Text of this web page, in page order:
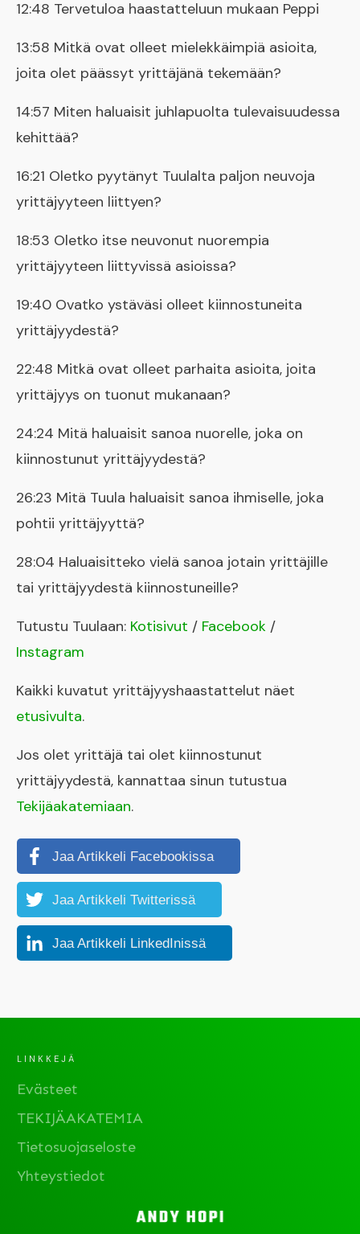
12:48 Tervetuloa haastatteluun mukaan Peppi
13:58 Mitkä ovat olleet mielekkäimpiä asioita,
joita olet päässyt yrittäjänä tekemään?
14:57 Miten haluaisit juhlapuolta tulevaisuudessa
kehittää?
16:21 Oletko pyytänyt Tuulalta paljon neuvoja
yrittäjyyteen liittyen?
18:53 Oletko itse neuvonut nuorempia
yrittäjyyteen liittyvissä asioissa?
19:40 Ovatko ystäväsi olleet kiinnostuneita
yrittäjyydestä?
22:48 Mitkä ovat olleet parhaita asioita, joita
yrittäjyys on tuonut mukanaan?
24:24 Mitä haluaisit sanoa nuorelle, joka on
kiinnostunut yrittäjyydestä?
26:23 Mitä Tuula haluaisit sanoa ihmiselle, joka
pohtii yrittäjyyttä?
28:04 Haluaisitteko vielä sanoa jotain yrittäjille
tai yrittäjyydestä kiinnostuneille?
Tutustu Tuulaan: Kotisivut / Facebook /
Instagram
Kaikki kuvatut yrittäjyyshaastattelut näet
etusivulta.
Jos olet yrittäjä tai olet kiinnostunut
yrittäjyydestä, kannattaa sinun tutustua
Tekijäakatemiaan.
Jaa Artikkeli Facebookissa
Jaa Artikkeli Twitterissä
Jaa Artikkeli LinkedInissä
LINKKEJÄ
Evästeet
TEKIJÄAKATEMIA
Tietosuojaseloste
Yhteystiedot